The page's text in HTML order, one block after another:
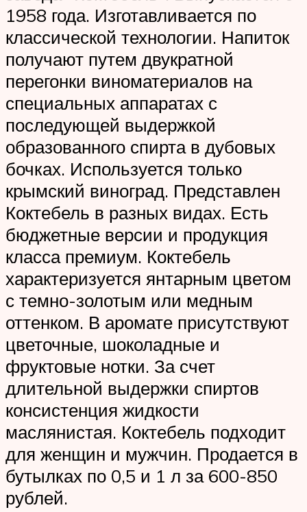
1958 года. Изготавливается по
классической технологии. Напиток
получают путем двукратной
перегонки виноматериалов на
специальных аппаратах с
последующей выдержкой
образованного спирта в дубовых
бочках. Используется только
крымский виноград. Представлен
Коктебель в разных видах. Есть
бюджетные версии и продукция
класса премиум. Коктебель
характеризуется янтарным цветом
с темно-золотым или медным
оттенком. В аромате присутствуют
цветочные, шоколадные и
фруктовые нотки. За счет
длительной выдержки спиртов
консистенция жидкости
маслянистая. Коктебель подходит
для женщин и мужчин. Продается в
бутылках по 0,5 и 1 л за 600-850
рублей.